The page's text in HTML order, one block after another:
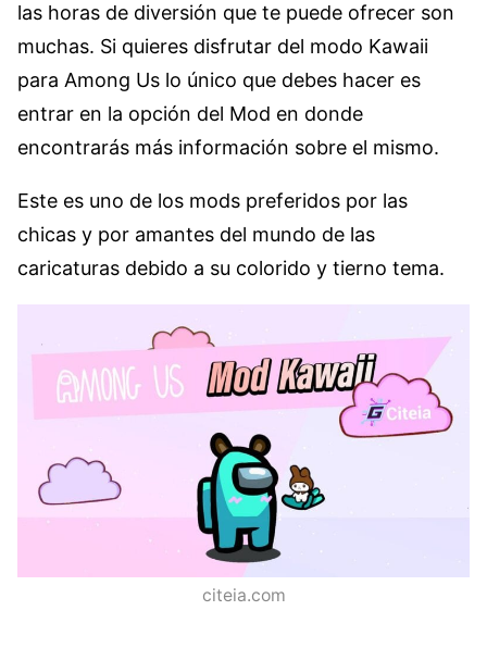
las horas de diversión que te puede ofrecer son
muchas. Si quieres disfrutar del modo Kawaii
para Among Us lo único que debes hacer es
entrar en la opción del Mod en donde
encontrarás más información sobre el mismo.
Este es uno de los mods preferidos por las
chicas y por amantes del mundo de las
caricaturas debido a su colorido y tierno tema.
citeia.com